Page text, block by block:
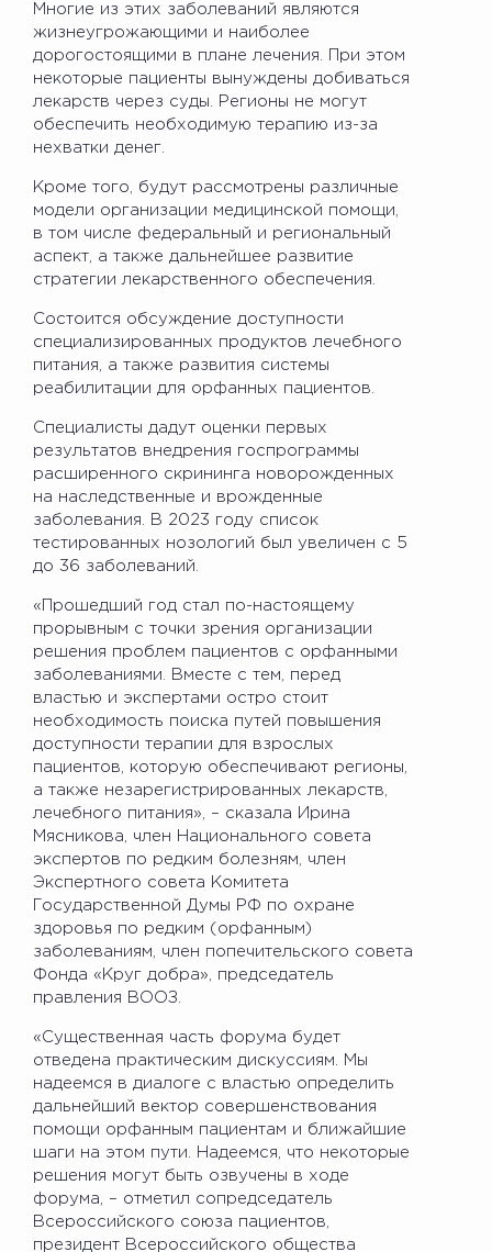
Многие из этих заболеваний являются
жизнеугрожающими и наиболее
дорогостоящими в плане лечения. При этом
некоторые пациенты вынуждены добиваться
лекарств через суды. Регионы не могут
обеспечить необходимую терапию из-за
нехватки денег.
Кроме того, будут рассмотрены различные
модели организации медицинской помощи,
в том числе федеральный и региональный
аспект, а также дальнейшее развитие
стратегии лекарственного обеспечения.
Состоится обсуждение доступности
специализированных продуктов лечебного
питания, а также развития системы
реабилитации для орфанных пациентов.
Специалисты дадут оценки первых
результатов внедрения госпрограммы
расширенного скрининга новорожденных
на наследственные и врожденные
заболевания. В 2023 году список
тестированных нозологий был увеличен с 5
до 36 заболеваний.
«Прошедший год стал по-настоящему
прорывным с точки зрения организации
решения проблем пациентов с орфанными
заболеваниями. Вместе с тем, перед
властью и экспертами остро стоит
необходимость поиска путей повышения
доступности терапии для взрослых
пациентов, которую обеспечивают регионы,
а также незарегистрированных лекарств,
лечебного питания», – сказала Ирина
Мясникова, член Национального совета
экспертов по редким болезням, член
Экспертного совета Комитета
Государственной Думы РФ по охране
здоровья по редким (орфанным)
заболеваниям, член попечительского совета
Фонда «Круг добра», председатель
правления ВООЗ.
«Существенная часть форума будет
отведена практическим дискуссиям. Мы
надеемся в диалоге с властью определить
дальнейший вектор совершенствования
помощи орфанным пациентам и ближайшие
шаги на этом пути. Надеемся, что некоторые
решения могут быть озвучены в ходе
форума, – отметил сопредседатель
Всероссийского союза пациентов,
президент Всероссийского общества